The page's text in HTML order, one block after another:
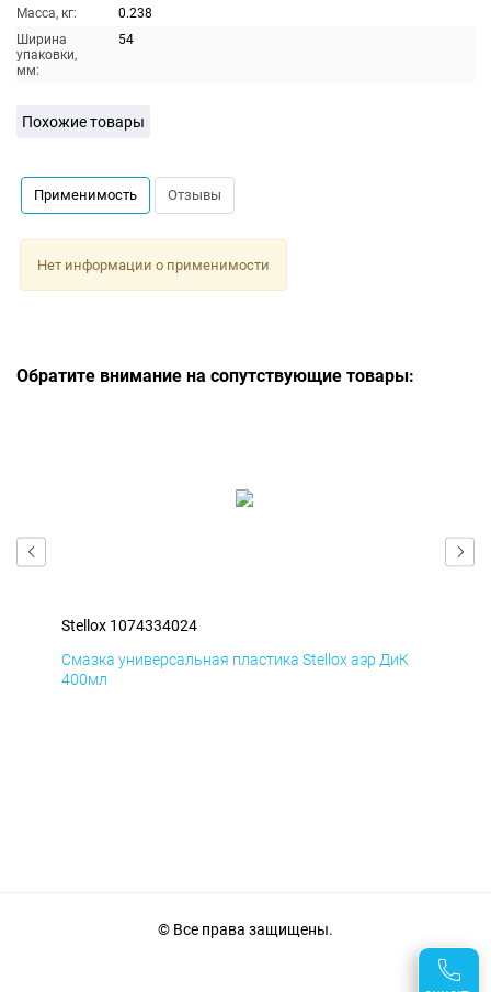
Масса, кг:
0.238
Ширина
упаковки,
мм:
54
Похожие товары
Применимость Отзывы
Нет информации о применимости
Обратите внимание на сопутствующие товары:
Stellox 1074334024
Смазка универсальная пластика Stellox аэр ДиК
400мл
© Все права защищены.